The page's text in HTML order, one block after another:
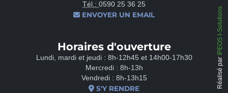
Tél.: 0590 25 36 25
ENVOYER UN EMAIL
Horaires d'ouverture
Lundi, mardi et jeudi : 8h-12h45 et 14h00-17h30
Mercredi : 8h-13h
Vendredi : 8h-13h15
S'Y RENDRE Réalisé par
IPEOS I-Solutions